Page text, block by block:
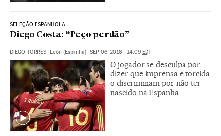
SELEÇÃO ESPANHOLA
Diego Costa: “Peço perdão”
DIEGO TORRES | León (Espanha) | SEP 06, 2016 - 14:09 EDT
O jogador se desculpa por
dizer que imprensa e torcida
o discriminam por não ter
nascido na Espanha